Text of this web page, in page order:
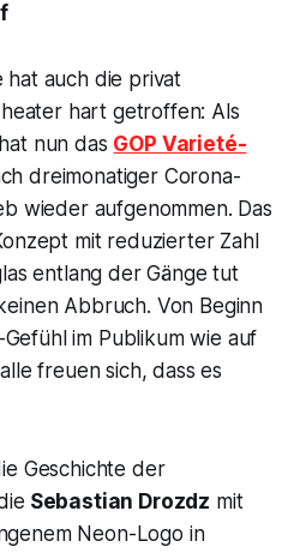
hat auch die privat
hart getroffen: Als
nun das GOP Varieté-
dreimonatiger Corona-
wieder aufgenommen. Das
mit reduzierter Zahl
entlang der Gänge tut
Abbruch. Von Beginn
im Publikum wie auf
freuen sich, dass es
Geschichte der
Sebastian Drozdz mit
Neon-Logo in